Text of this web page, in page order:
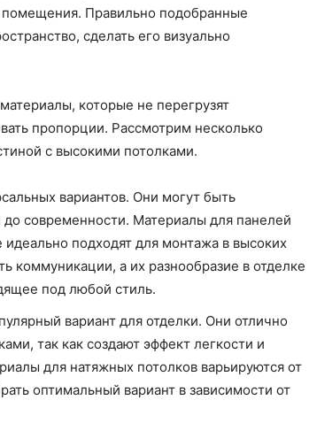
Правильно подобранные
сделать его визуально
которые не перегрузят
пропорции. Рассмотрим несколько
с высокими потолками.
вариантов. Они могут быть
современности. Материалы для панелей
подходят для монтажа в высоких
коммуникации, а их разнообразие в отделке
под любой стиль.
вариант для отделки. Они отлично
так как создают эффект легкости и
для натяжных потолков варьируются от
оптимальный вариант в зависимости от